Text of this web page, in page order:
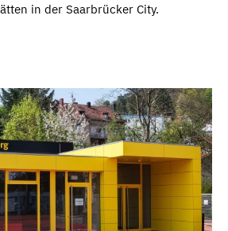
in der Saarbrücker City.